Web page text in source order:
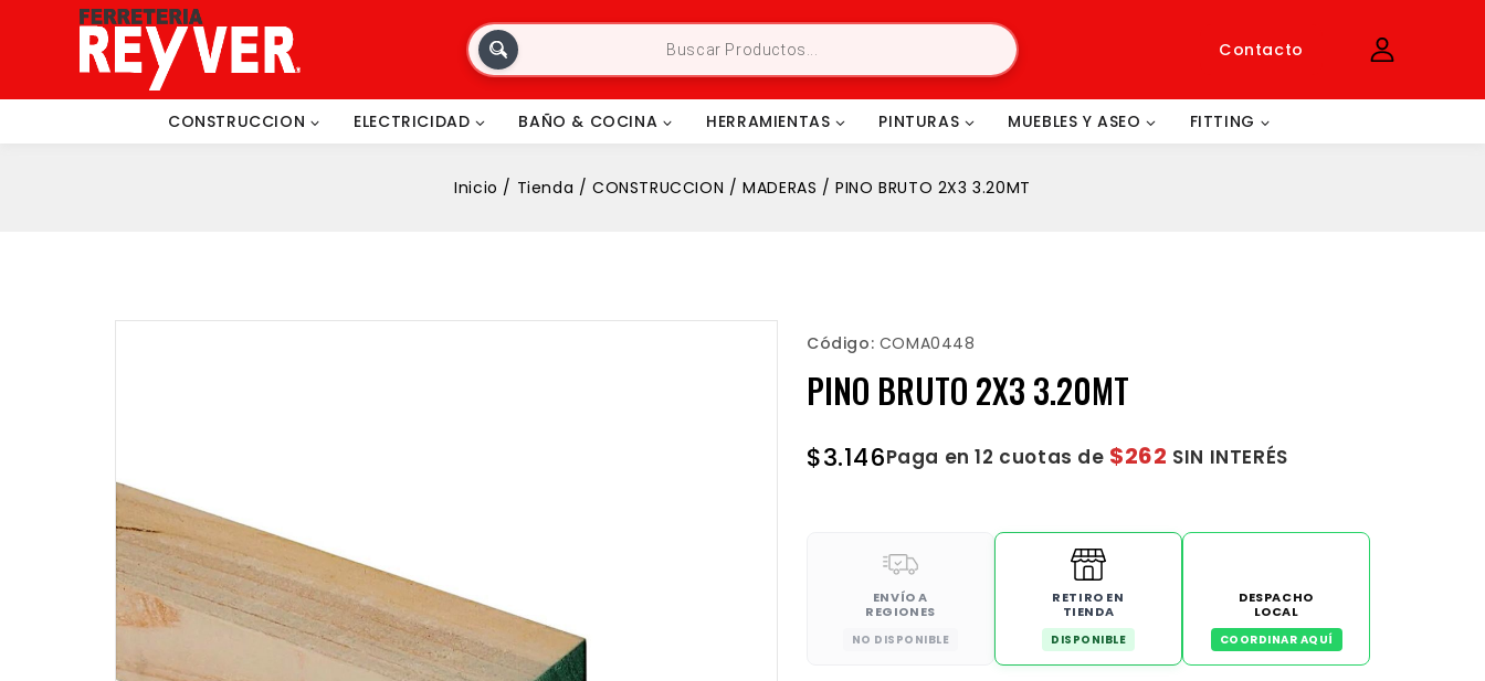
Contacto
CONSTRUCCION ELECTRICIDAD BAÑO & COCINA HERRAMIENTAS PINTURAS MUEBLES Y ASEO FITTING
Inicio / Tienda / CONSTRUCCION / MADERAS / PINO BRUTO 2X3 3.20MT
Código: COMA0448
PINO BRUTO 2X3 3.20MT
$3.146Paga en 12 cuotas de $262 SIN INTERÉS
ENVÍO A
REGIONES
NO DISPONIBLE
RETIRO EN
TIENDA
DISPONIBLE
DESPACHO
LOCAL
COORDINAR AQUÍ